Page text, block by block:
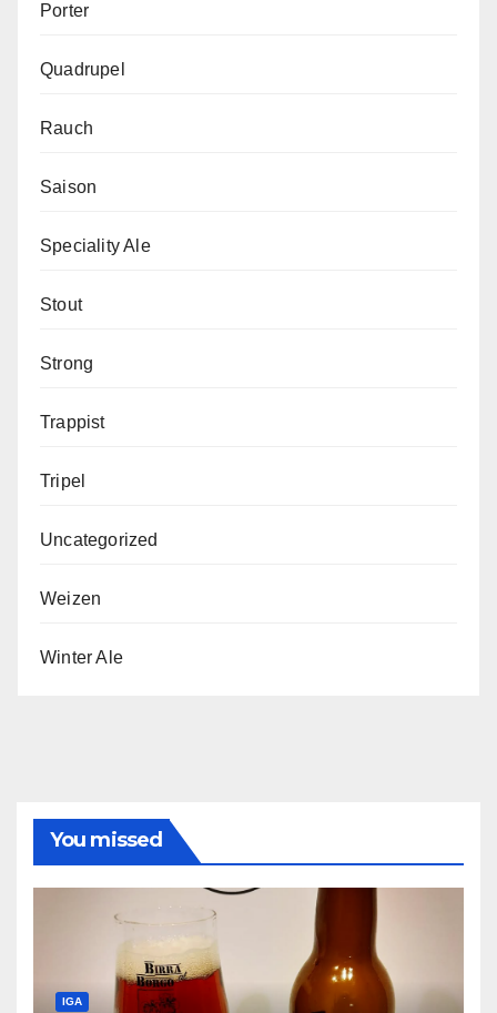
Porter
Quadrupel
Rauch
Saison
Speciality Ale
Stout
Strong
Trappist
Tripel
Uncategorized
Weizen
Winter Ale
You missed
IGA